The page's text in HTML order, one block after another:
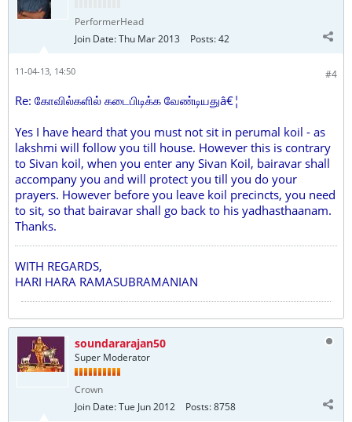
PerformerHead
Join Date:Thu Mar 2013 Posts:42
#4
11-04-13, 14:50
Re: கோவில்களில் கடைபிடிக்க வேண்டியதுâ€¦
Yes I have heard that you must not sit in perumal koil - as
lakshmi will follow you till house. However this is contrary
to Sivan koil, when you enter any Sivan Koil, bairavar shall
accompany you and will protect you till you do your
prayers. However before you leave koil precincts, you need
to sit, so that bairavar shall go back to his yadhasthaanam.
Thanks.
WITH REGARDS,
HARI HARA RAMASUBRAMANIAN
soundararajan50
Super Moderator
Crown
Join Date:Tue Jun 2012 Posts:8758